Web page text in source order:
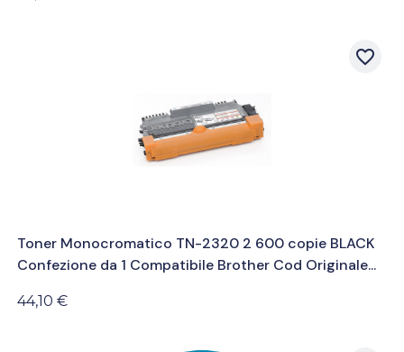
favorite_border
Toner Monocromatico TN-2320 2 600 copie BLACK
Confezione da 1 Compatibile Brother Cod Originale...
44,10 €